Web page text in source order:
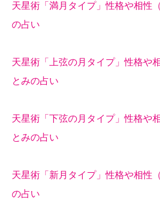
天星術「満月タイプ」性格や相性
の占い
天星術「上弦の月タイプ」性格や
とみの占い
天星術「下弦の月タイプ」性格や
とみの占い
天星術「新月タイプ」性格や相性
の占い